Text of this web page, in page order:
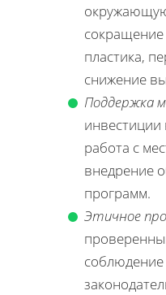
пластика,
снижение
Поддержка
инвестиции
работа с
внедрение
программ.
Этичное
соблюдение